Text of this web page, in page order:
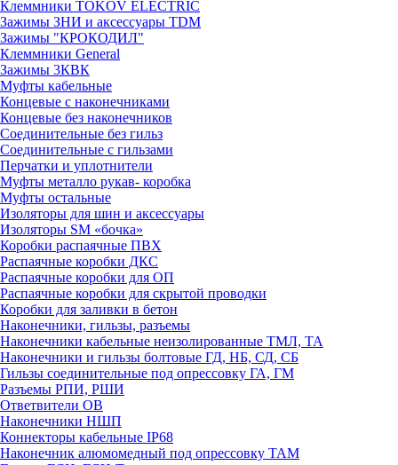
Клеммники TOKOV ELECTRIC
Зажимы ЗНИ и аксессуары TDM
Зажимы "КРОКОДИЛ"
Клеммники General
Зажимы 3КВК
Муфты кабельные
Концевые с наконечниками
Концевые без наконечников
Соединительные без гильз
Соединительные с гильзами
Перчатки и уплотнители
Муфты металло рукав- коробка
Муфты остальные
Изоляторы для шин и аксессуары
Изоляторы SM «бочка»
Коробки распаячные ПВХ
Распаячные коробки ДКС
Распаячные коробки для ОП
Распаячные коробки для скрытой проводки
Коробки для заливки в бетон
Наконечники, гильзы, разъемы
Наконечники кабельные неизолированные ТМЛ, ТА
Наконечники и гильзы болтовые ГД, НБ, СД, СБ
Гильзы соединительные под опрессовку ГА, ГМ
Разъемы РПИ, РШИ
Ответвители ОВ
Наконечники НШП
Коннекторы кабельные IP68
Наконечник алюмомедный под опрессовку ТАМ